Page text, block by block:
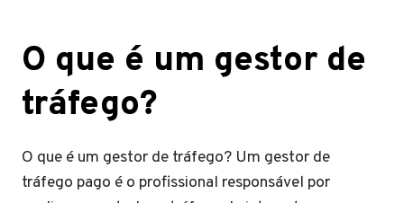
O que é um gestor de
tráfego?
O que é um gestor de tráfego? Um gestor de
tráfego pago é o profissional responsável por